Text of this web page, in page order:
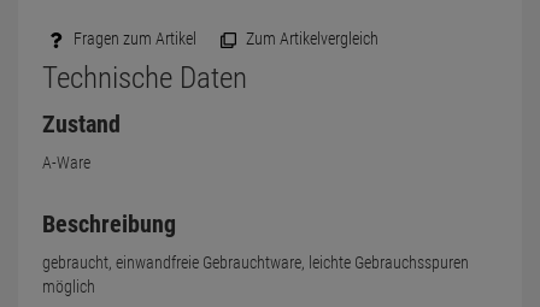
Fragen zum Artikel Zum Artikelvergleich
Technische Daten
Zustand
A-Ware
Beschreibung
gebraucht, einwandfreie Gebrauchtware, leichte Gebrauchsspuren
möglich